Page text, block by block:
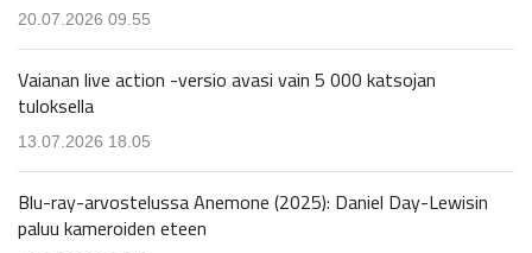
20.07.2026 09.55
Vaianan live action -versio avasi vain 5 000 katsojan
tuloksella
13.07.2026 18.05
Blu-ray-arvostelussa Anemone (2025): Daniel Day-Lewisin
paluu kameroiden eteen